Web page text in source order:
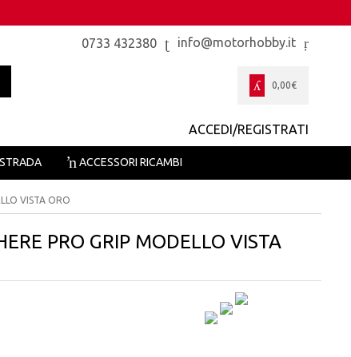
info@motorhobby.it
0733 432380
0,00€
ACCEDI/REGISTRATI
ACCESSORI RICAMBI
VISTA ORO
PRO GRIP MODELLO VISTA